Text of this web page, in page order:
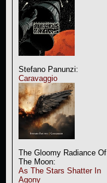
Stefano Panunzi:
Caravaggio
The Gloomy Radiance Of
The Moon:
As The Stars Shatter In
Agony